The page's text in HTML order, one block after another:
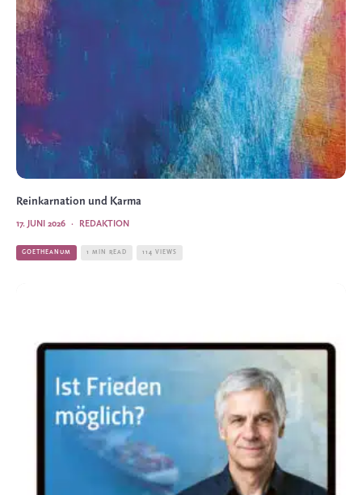
Reinkarnation und Karma
REDAKTION
·
17. JUNI 2026
GOETHEANUM 1 MIN READ 114 VIEWS